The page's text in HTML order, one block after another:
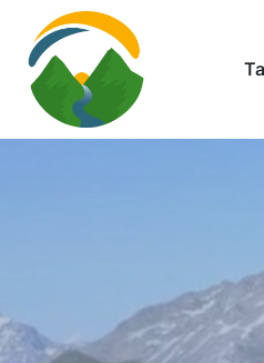
Cookies management panel